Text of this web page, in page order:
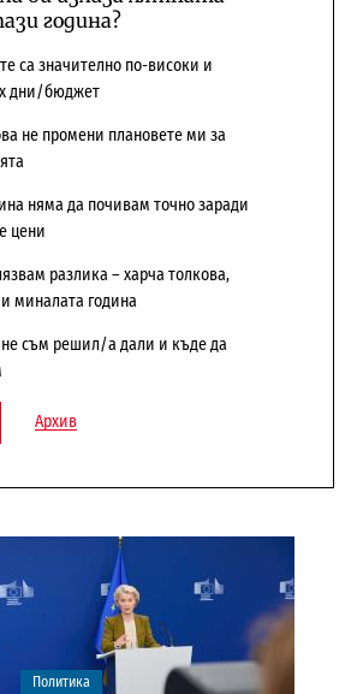
година?
са значително по-високи и
дни/бюджет
не промени плановете ми за
няма да почивам точно заради
цени
разлика – харча толкова,
миналата година
съм решил/а дали и къде да
Архив
Политика